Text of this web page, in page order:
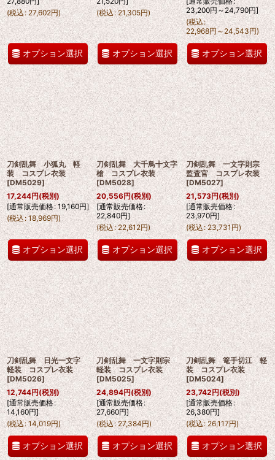
(税込: 27,602円)
オプション選択
(税込: 21,305円)
オプション選択
23,200円～24,790円]
(税込:
22,968円～24,543円)
オプション選択
刀剣乱舞 小狐丸 軽
装 コスプレ衣装
[DM5029]
17,244円(税別)
[通常販売価格: 19,160円]
(税込: 18,969円)
オプション選択
刀剣乱舞 大千鳥十文字
槍 コスプレ衣装
[DM5028]
20,556円(税別)
[通常販売価格:
22,840円]
(税込: 22,612円)
オプション選択
刀剣乱舞 一文字則宗
監査官 コスプレ衣装
[DM5027]
21,573円(税別)
[通常販売価格:
23,970円]
(税込: 23,731円)
オプション選択
刀剣乱舞 日光一文字
軽装 コスプレ衣装
[DM5026]
12,744円(税別)
[通常販売価格:
14,160円]
(税込: 14,019円)
オプション選択
刀剣乱舞 一文字則宗
軽装 コスプレ衣装
[DM5025]
24,894円(税別)
[通常販売価格:
27,660円]
(税込: 27,384円)
オプション選択
刀剣乱舞 篭手切江 軽
装 コスプレ衣装
[DM5024]
23,742円(税別)
[通常販売価格:
26,380円]
(税込: 26,117円)
オプション選択